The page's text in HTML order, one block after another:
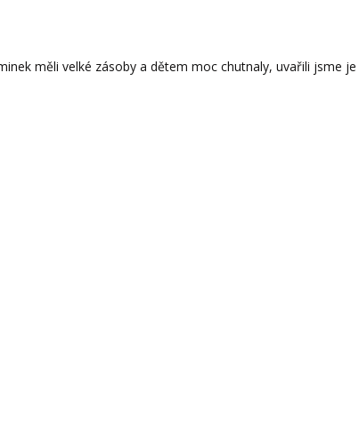
měli velké zásoby a dětem moc chutnaly, uvařili jsme je